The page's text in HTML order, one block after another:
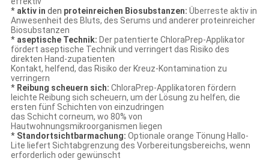
* aktiv in den proteinreichen Biosubstanzen: Überreste aktiv in
Anwesenheit des Bluts, des Serums und anderer proteinreicher
Biosubstanzen
* aseptische Technik: Der patentierte ChloraPrep-Applikator
fördert aseptische Technik und verringert das Risiko des
direkten Hand-zupatienten
Kontakt, helfend, das Risiko der Kreuz-Kontamination zu
verringern
* Reibung scheuern sich: ChloraPrep-Applikatoren fördern
leichte Reibung sich scheuern, um der Lösung zu helfen, die
ersten fünf Schichten von einzudringen
das Schicht corneum, wo 80% von
Hautwohnungsmikroorganismen liegen
* Standortsichtbarmachung: Optionale orange Tönung Hallo-
Lite liefert Sichtabgrenzung des Vorbereitungsbereichs, wenn
erforderlich oder gewünscht